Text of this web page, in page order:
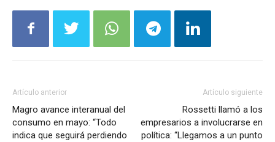
Artículo anterior
Magro avance interanual del
consumo en mayo: “Todo
indica que seguirá perdiendo
Artículo siguiente
Rossetti llamó a los
empresarios a involucrarse en
política: “Llegamos a un punto